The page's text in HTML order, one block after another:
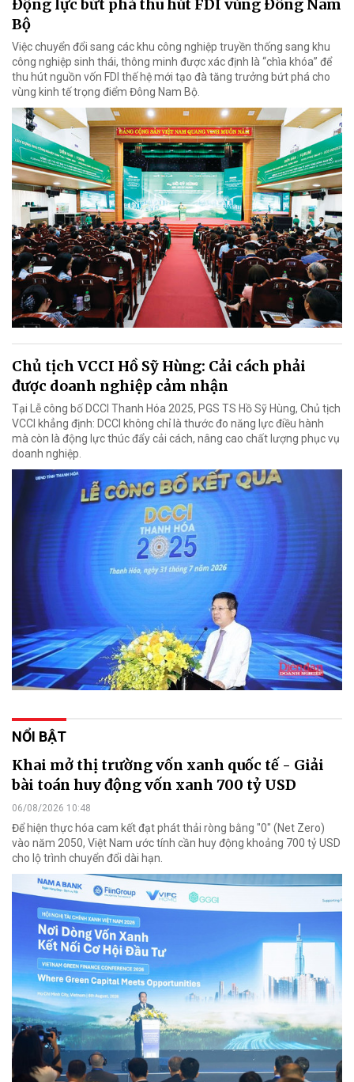
Động lực bứt phá thu hút FDI vùng Đông Nam
Bộ
Việc chuyển đổi sang các khu công nghiệp truyền thống sang khu
công nghiệp sinh thái, thông minh được xác định là “chìa khóa” để
thu hút nguồn vốn FDI thế hệ mới tạo đà tăng trưởng bứt phá cho
vùng kinh tế trọng điểm Đông Nam Bộ.
Chủ tịch VCCI Hồ Sỹ Hùng: Cải cách phải
được doanh nghiệp cảm nhận
Tại Lễ công bố DCCI Thanh Hóa 2025, PGS TS Hồ Sỹ Hùng, Chủ tịch
VCCI khẳng định: DCCI không chỉ là thước đo năng lực điều hành
mà còn là động lực thúc đẩy cải cách, nâng cao chất lượng phục vụ
doanh nghiệp.
NỔI BẬT
Khai mở thị trường vốn xanh quốc tế - Giải
bài toán huy động vốn xanh 700 tỷ USD
06/08/2026 10:48
Để hiện thực hóa cam kết đạt phát thải ròng bằng "0" (Net Zero)
vào năm 2050, Việt Nam ước tính cần huy động khoảng 700 tỷ USD
cho lộ trình chuyển đổi dài hạn.